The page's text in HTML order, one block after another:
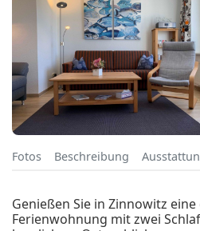
Fotos Beschreibung
Genießen Sie in Zinnowitz
Ferienwohnung mit zwei